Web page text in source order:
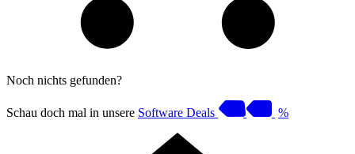
Noch nichts gefunden?
Schau doch mal in unsere Software Deals %